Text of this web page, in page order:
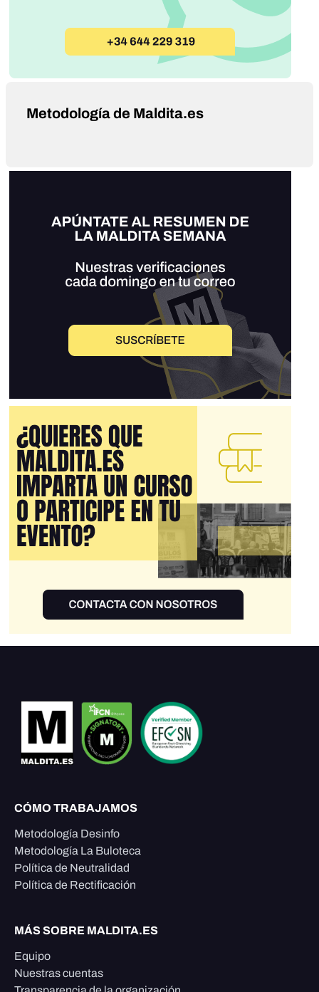
Metodología de Maldita.es
CÓMO TRABAJAMOS
Metodología Desinfo
Metodología La Buloteca
Política de Neutralidad
Política de Rectificación
MÁS SOBRE MALDITA.ES
Equipo
Nuestras cuentas